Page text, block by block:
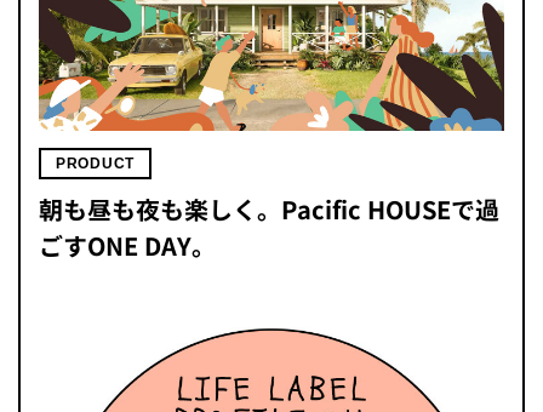
PRODUCT
朝も昼も夜も楽しく。Pacific HOUSEで過
ごすONE DAY。